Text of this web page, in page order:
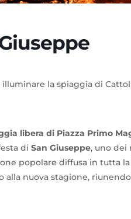
la spiaggia di
libera di Piazza Primo
di San Giuseppe, uno dei
popolare diffusa in tutta
alla nuova stagione,